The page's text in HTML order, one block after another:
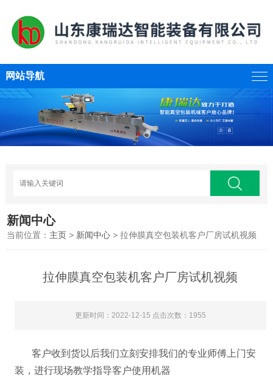
网站导航
新闻中心
当前位置： 主页 > 新闻中心 > 拉伸膜真空包装机客户厂房试机视频
拉伸膜真空包装机客户厂房试机视频
更新时间：2022-12-15 点击次数：1955
客户收到货以后我们立刻安排我们的专业师傅上门安
装，进行现场教学指导客户使用机器